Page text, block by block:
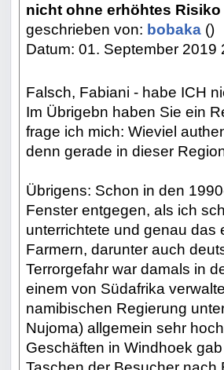
nicht ohne erhöhtes
geschrieben von: bobaka ()
Datum: 01. September 2019
Falsch, Fabiani - habe ICH
Im Übrigebn haben Sie ein
frage ich mich: Wieviel
denn gerade in dieser
Übrigens: Schon in den
Fenster entgegen, als ich
unterrichtete und genau
Farmern, darunter auch
Terrorgefahr war damals in
einem von Südafrika
namibischen Regierung
Nujoma) allgemein sehr
Geschäften in Windhoek